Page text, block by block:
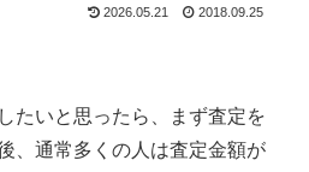
2026.05.21 2018.09.25
たいと思ったら、まず査定を
、通常多くの人は査定金額が